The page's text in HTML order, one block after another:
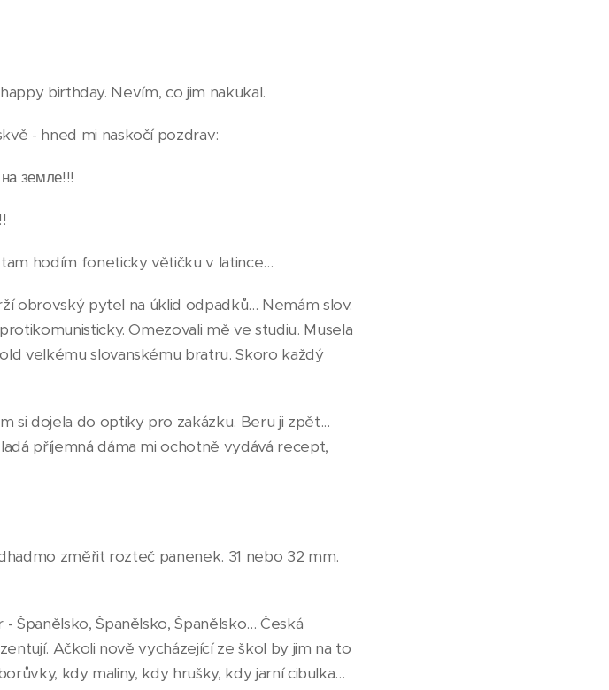
birthday. Nevím, co jim nakukal.
- hned mi naskočí pozdrav:
земле!!!
hodím foneticky větičku v latince...
obrovský pytel na úklid odpadků... Nemám slov.
Omezovali mě ve studiu. Musela
velkému slovanskému bratru. Skoro každý
si dojela do optiky pro zakázku. Beru ji zpět...
příjemná dáma mi ochotně vydává recept,
změřit rozteč panenek. 31 nebo 32 mm.
Španělsko, Španělsko, Španělsko... Česká
Ačkoli nově vycházející ze škol by jim na to
kdy maliny, kdy hrušky, kdy jarní cibulka...